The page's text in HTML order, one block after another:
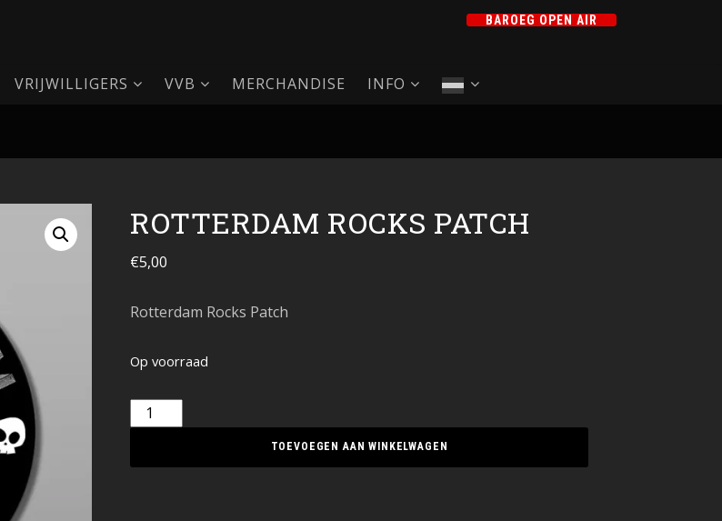
BAROEG OPEN AIR
VRIJWILLIGERS VVB MERCHANDISE INFO
ROTTERDAM ROCKS PATCH
€5,00
Rotterdam Rocks Patch
Op voorraad
TOEVOEGEN AAN WINKELWAGEN